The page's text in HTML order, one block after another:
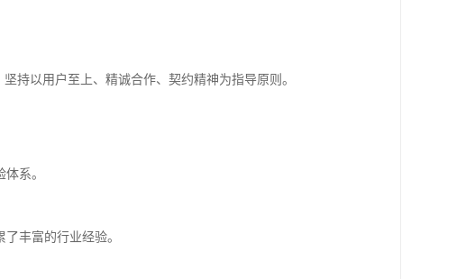
持以用户至上、精诚合作、契约精神为指导原则。
系。
丰富的行业经验。